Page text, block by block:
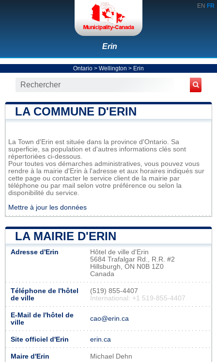
EN FR
Erin
Ontario > Wellington > Erin
LA COMMUNE D'ERIN
La Town d'Erin est située dans la province d'Ontario. Sa
superficie, sa population et d'autres informations clés sont
répertoriées ci-dessous.
Pour toutes vos démarches administratives, vous pouvez vous
rendre à la mairie d'Erin à l'adresse et aux horaires indiqués sur
cette page ou contacter le service client de la mairie par
téléphone ou par mail selon votre préférence ou selon la
disponibilité du service.
Mettre à jour les données
LA MAIRIE D'ERIN
Adresse d'Erin
Hôtel de ville d'Erin
5684 Trafalgar Rd., R.R. #2
Hillsburgh, ON N0B 1Z0
Canada
Téléphone de l'hôtel
de ville
(519) 855-4407
International: +1 519-855-4407
E-Mail de l'hôtel de
ville
cao@erin.ca
Site officiel d'Erin erin.ca
Maire d'Erin Michael Dehn